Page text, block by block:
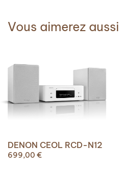
Vous aimerez aussi
DENON CEOL RCD-N12
699,00 €